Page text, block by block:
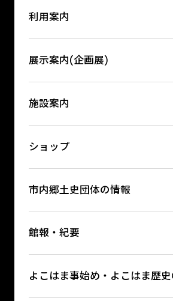
利用案内
展示案内(企画展)
施設案内
ショップ
市内郷土史団体の情報
館報・紀要
よこはま事始め・よこはま歴